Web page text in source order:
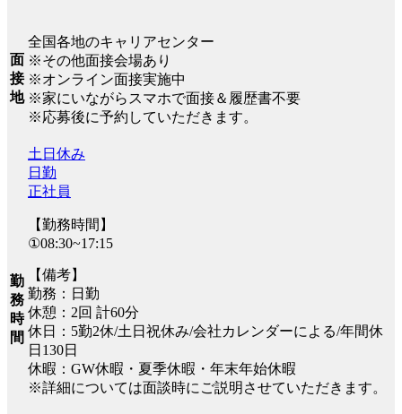
面
接
地
全国各地のキャリアセンター
※その他面接会場あり
※オンライン面接実施中
※家にいながらスマホで面接＆履歴書不要
※応募後に予約していただきます。
勤
務
時
間
土日休み
日勤
正社員
【勤務時間】
①08:30~17:15
【備考】
勤務：日勤
休憩：2回 計60分
休日：5勤2休/土日祝休み/会社カレンダーによる/年間休
日130日
休暇：GW休暇・夏季休暇・年末年始休暇
※詳細については面談時にご説明させていただきます。